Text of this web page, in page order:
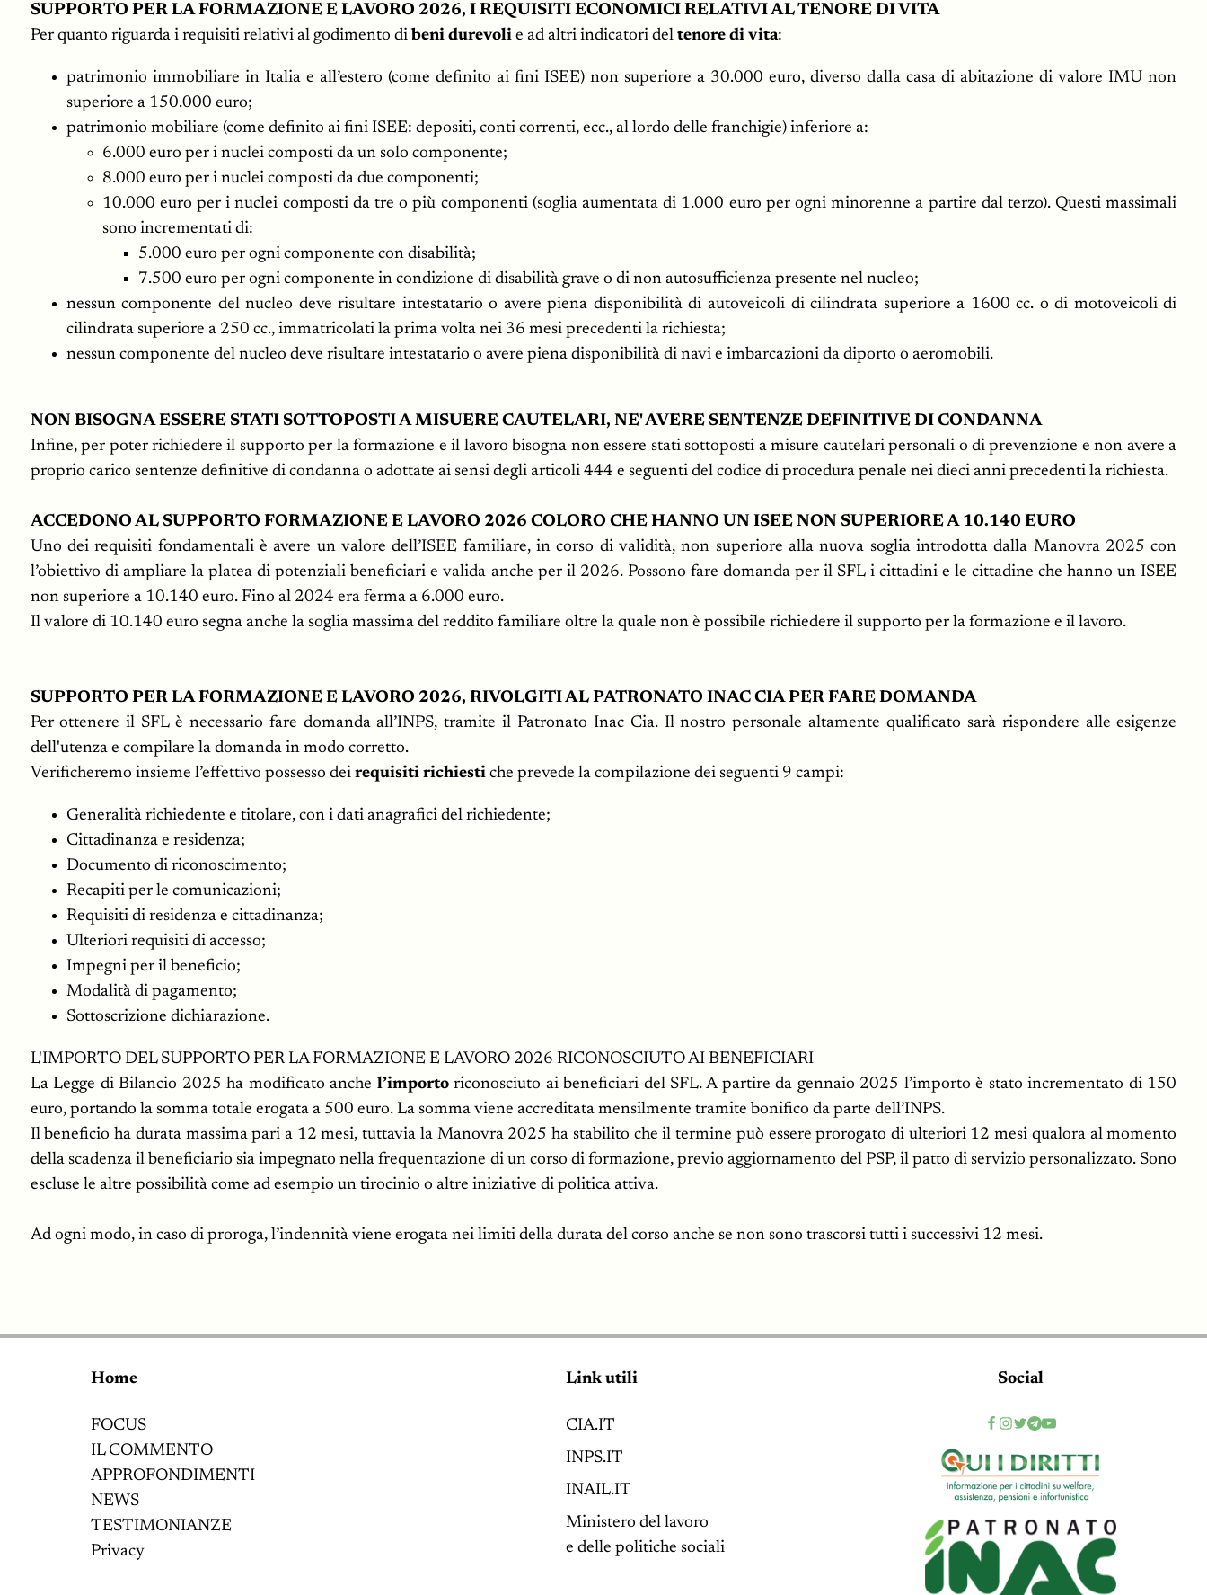
SUPPORTO PER LA FORMAZIONE E LAVORO 2026, I REQUISITI ECONOMICI RELATIVI AL TENORE DI VITA
Per quanto riguarda i requisiti relativi al godimento di beni durevolie ad altri indicatori del tenore di vita:
patrimonio immobiliare in Italia e all’estero (come definito ai fini ISEE) non superiore a 30.000 euro, diverso dalla casa di abitazione di valore IMU non
superiore a 150.000 euro;
patrimonio mobiliare (come definito ai fini ISEE: depositi, conti correnti, ecc., al lordo delle franchigie) inferiore a:
6.000 euro per i nuclei composti da un solo componente;
8.000 euro per i nuclei composti da due componenti;
10.000 euro per i nuclei composti da tre o più componenti (soglia aumentata di 1.000 euro per ogni minorenne a partire dal terzo). Questi massimali
sono incrementati di:
5.000 euro per ogni componente con disabilità;
7.500 euro per ogni componente in condizione di disabilità grave o di non autosufficienza presente nel nucleo;
nessun componente del nucleo deve risultare intestatario o avere piena disponibilità di autoveicoli di cilindrata superiore a 1600 cc. o di motoveicoli di
cilindrata superiore a 250 cc., immatricolati la prima volta nei 36 mesi precedenti la richiesta;
nessun componente del nucleo deve risultare intestatario o avere piena disponibilità di navi e imbarcazioni da diporto o aeromobili.
NON BISOGNA ESSERE STATI SOTTOPOSTI A MISUERE CAUTELARI, NE' AVERE SENTENZE DEFINITIVE DI CONDANNA
Infine, per poter richiedere il supporto per la formazione e il lavoro bisogna non essere stati sottoposti a misure cautelari personali o di prevenzione e non avere a
proprio carico sentenze definitive di condanna o adottate ai sensi degli articoli 444 e seguenti del codice di procedura penale nei dieci anni precedenti la richiesta.
ACCEDONO AL SUPPORTO FORMAZIONE E LAVORO 2026 COLORO CHE HANNO UN ISEE NON SUPERIORE A 10.140 EURO
Uno dei requisiti fondamentali è avere un valore dell’ISEE familiare, in corso di validità, non superiore alla nuova soglia introdotta dalla Manovra 2025 con
l’obiettivo di ampliare la platea di potenziali beneficiari e valida anche per il 2026. Possono fare domanda per il SFL i cittadini e le cittadine che hanno un ISEE
non superiore a 10.140 euro. Fino al 2024 era ferma a 6.000 euro.
Il valore di 10.140 euro segna anche la soglia massima del reddito familiare oltre la quale non è possibile richiedere il supporto per la formazione e il lavoro.
SUPPORTO PER LA FORMAZIONE E LAVORO 2026, RIVOLGITI AL PATRONATO INAC CIA PER FARE DOMANDA
Per ottenere il SFL è necessario fare domanda all’INPS, tramite il Patronato Inac Cia. Il nostro personale altamente qualificato sarà rispondere alle esigenze
dell'utenza e compilare la domanda in modo corretto.
Verificheremo insieme l’effettivo possesso dei requisiti richiestiche prevede la compilazione dei seguenti 9 campi:
Generalità richiedente e titolare, con i dati anagrafici del richiedente;
Cittadinanza e residenza;
Documento di riconoscimento;
Recapiti per le comunicazioni;
Requisiti di residenza e cittadinanza;
Ulteriori requisiti di accesso;
Impegni per il beneficio;
Modalità di pagamento;
Sottoscrizione dichiarazione.
L'IMPORTO DEL SUPPORTO PER LA FORMAZIONE E LAVORO 2026 RICONOSCIUTO AI BENEFICIARI
La Legge di Bilancio 2025 ha modificato anche l’importoriconosciuto ai beneficiari del SFL. A partire da gennaio 2025 l’importo è stato incrementato di 150
euro, portando la somma totale erogata a 500 euro. La somma viene accreditata mensilmente tramite bonifico da parte dell’INPS.
Il beneficio ha durata massima pari a 12 mesi, tuttavia la Manovra 2025 ha stabilito che il termine può essere prorogato di ulteriori 12 mesi qualora al momento
della scadenza il beneficiario sia impegnato nella frequentazione di un corso di formazione, previo aggiornamento del PSP, il patto di servizio personalizzato. Sono
escluse le altre possibilità come ad esempio un tirocinio o altre iniziative di politica attiva.
Ad ogni modo, in caso di proroga, l’indennità viene erogata nei limiti della durata del corso anche se non sono trascorsi tutti i successivi 12 mesi.
Home
FOCUS
IL COMMENTO
APPROFONDIMENTI
NEWS
TESTIMONIANZE
Privacy
Link utili
CIA.IT
INPS.IT
INAIL.IT
Ministero del lavoro
e delle politiche sociali
Social